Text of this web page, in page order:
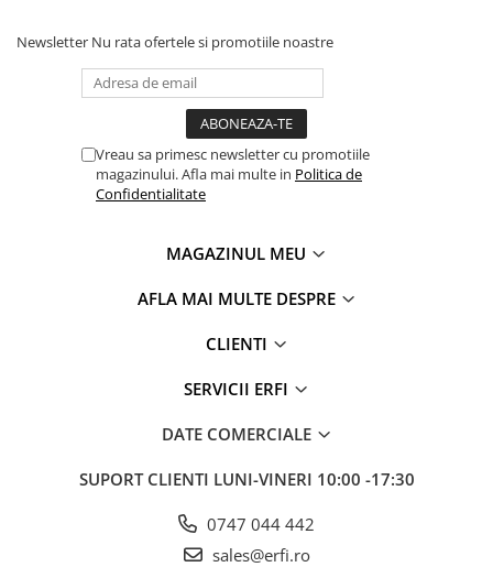
Newsletter Nu rata ofertele si promotiile noastre
Vreau sa primesc newsletter cu promotiile
magazinului. Afla mai multe in Politica de
Confidentialitate
MAGAZINUL MEU
AFLA MAI MULTE DESPRE
CLIENTI
SERVICII ERFI
DATE COMERCIALE
SUPORT CLIENTI LUNI-VINERI 10:00 -17:30
0747 044 442
sales@erfi.ro